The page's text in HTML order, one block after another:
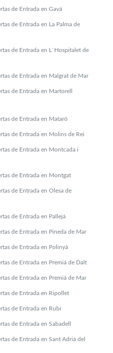
de Entrada en Gavá
de Entrada en La Palma de
de Entrada en L`Hospitalet de
de Entrada en Malgrat de Mar
de Entrada en Martorell
de Entrada en Mataró
de Entrada en Molins de Rei
de Entrada en Montcada i
de Entrada en Montgat
de Entrada en Olesa de
de Entrada en Pallejá
de Entrada en Pineda de Mar
de Entrada en Polinyá
de Entrada en Premiá de Dalt
de Entrada en Premiá de Mar
de Entrada en Ripollet
de Entrada en Rubí
de Entrada en Sabadell
de Entrada en Sant Adriá del